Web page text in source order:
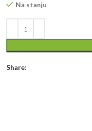
Na stanju
Share: